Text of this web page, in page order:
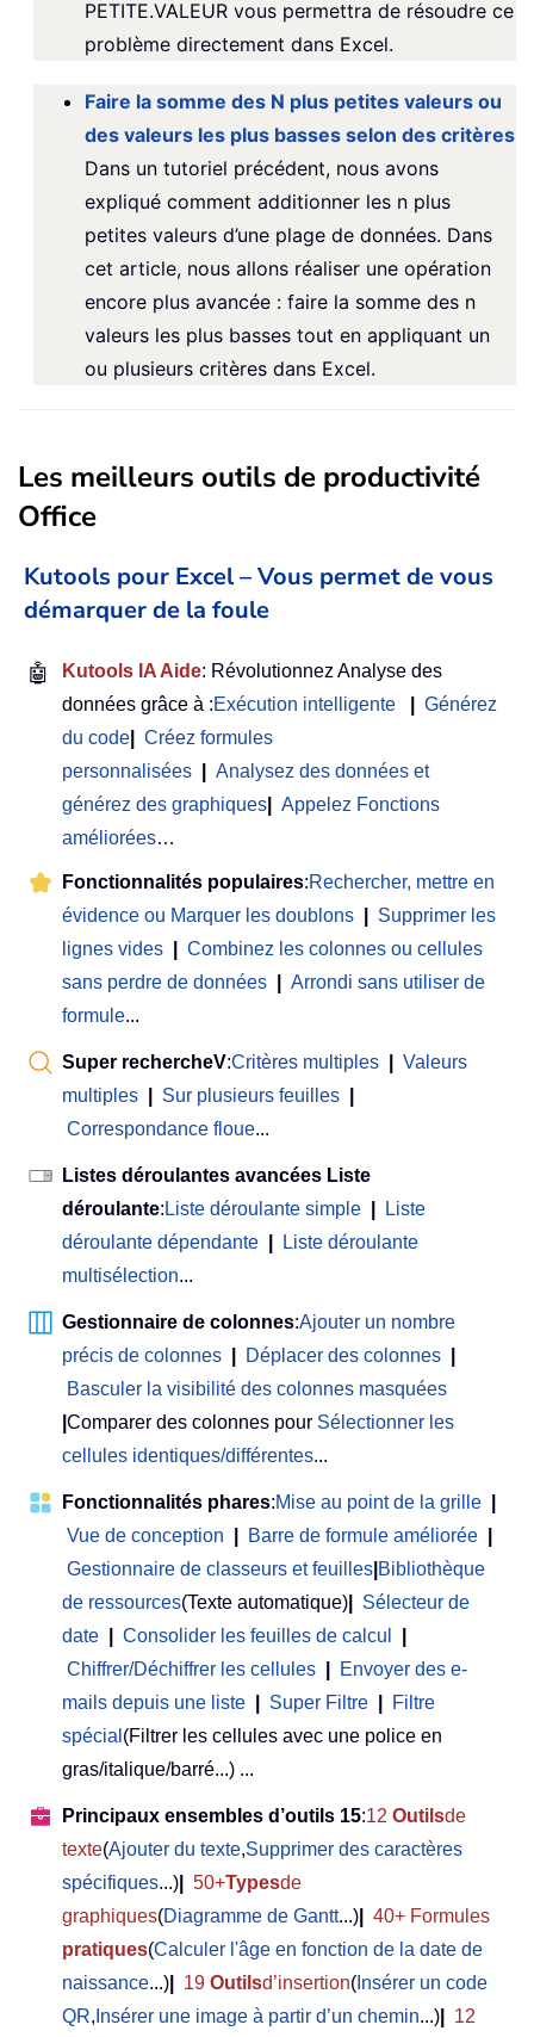
PETITE.VALEUR vous permettra de résoudre ce
problème directement dans Excel.
Faire la somme des N plus petites valeurs ou
des valeurs les plus basses selon des critères
Dans un tutoriel précédent, nous avons
expliqué comment additionner les n plus
petites valeurs d’une plage de données. Dans
cet article, nous allons réaliser une opération
encore plus avancée : faire la somme des n
valeurs les plus basses tout en appliquant un
ou plusieurs critères dans Excel.
Les meilleurs outils de productivité
Office
Kutools pour Excel – Vous permet de vous
démarquer de la foule
🤖 Kutools IA Aide: Révolutionnez Analyse des
données grâce à :Exécution intelligente
Générez
du code
Créez formules
personnalisées
Analysez des données et
générez des graphiques
Appelez Fonctions
améliorées…
Fonctionnalités populaires:Rechercher, mettre en
évidence ou Marquer les doublons
Supprimer les
lignes vides
Combinez les colonnes ou cellules
sans perdre de données
Arrondi sans utiliser de
formule...
Super rechercheV:Critères multiples
Valeurs
multiples
Sur plusieurs feuilles
Correspondance floue...
Listes déroulantes avancées Liste
déroulante: Liste déroulante simple
Liste
déroulante dépendante
Liste déroulante
multisélection...
Gestionnaire de colonnes:Ajouter un nombre
précis de colonnes
Déplacer des colonnes
Basculer la visibilité des colonnes masquées
Comparer des colonnes pour Sélectionner les
cellules identiques/différentes...
Fonctionnalités phares:Mise au point de la grille
Vue de conception
Barre de formule améliorée
Gestionnaire de classeurs et feuilles Bibliothèque
de ressources(Texte automatique)
Sélecteur de
date
Consolider les feuilles de calcul
Chiffrer/Déchiffrer les cellules
Envoyer des e-
mails depuis une liste
Super Filtre
Filtre
spécial (Filtrer les cellules avec une police en
gras/italique/barré...) ...
Principaux ensembles d’outils 15:12 Outilsde
texte(Ajouter du texte,Supprimer des caractères
spécifiques...) 50+Typesde
graphiques(Diagramme de Gantt...)
40+ Formules
pratiques(Calculer l'âge en fonction de la date de
naissance...) 19 Outilsd’insertion( Insérer un code
QR, Insérer une image à partir d’un chemin...)
12